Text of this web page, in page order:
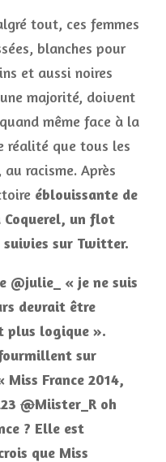
tout, ces femmes
blanches pour
et aussi noires
majorité, doivent
même face à la
réalité que tous les
au racisme. Après
éblouissante de
Coquerel, un flot
suivies sur Twitter.
@julie_ « je ne suis
devrait être
plus logique ».
sur
France 2014,
@Miister_R oh
? Elle est
que Miss